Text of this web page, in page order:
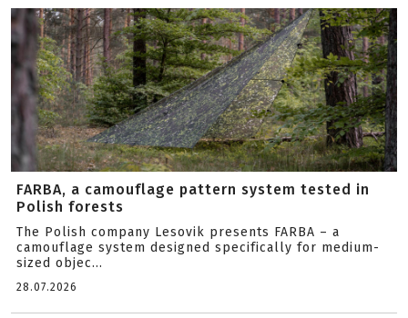
FARBA, a camouflage pattern system tested in
Polish forests
The Polish company Lesovik presents FARBA – a
camouflage system designed specifically for medium-
sized objec...
28.07.2026